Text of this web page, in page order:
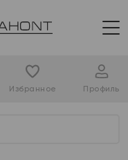
Избранное Профиль